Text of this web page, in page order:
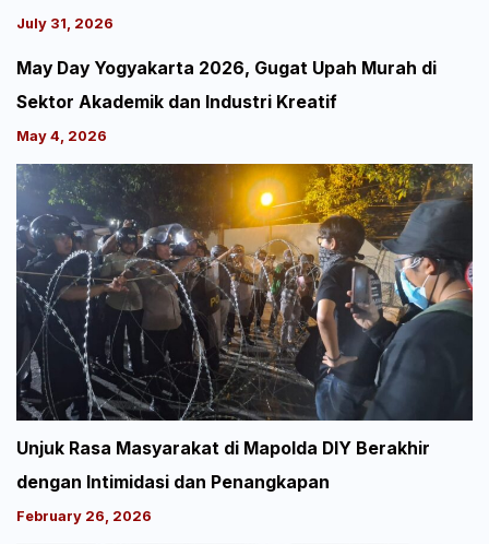
July 31, 2026
May Day Yogyakarta 2026, Gugat Upah Murah di
Sektor Akademik dan Industri Kreatif
May 4, 2026
Unjuk Rasa Masyarakat di Mapolda DIY Berakhir
dengan Intimidasi dan Penangkapan
February 26, 2026